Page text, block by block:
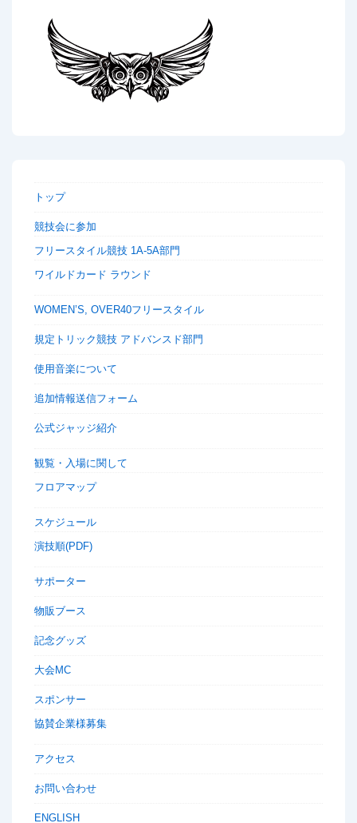
トップ
競技会に参加
フリースタイル競技 1A-5A部門
ワイルドカード ラウンド
WOMEN’S, OVER40フリースタイル
規定トリック競技 アドバンスド部門
使用音楽について
追加情報送信フォーム
公式ジャッジ紹介
観覧・入場に関して
フロアマップ
スケジュール
演技順(PDF)
サポーター
物販ブース
記念グッズ
大会MC
スポンサー
協賛企業様募集
アクセス
お問い合わせ
ENGLISH